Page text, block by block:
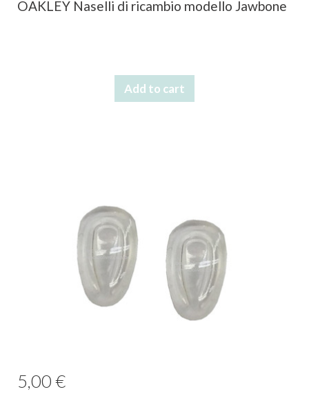
OAKLEY Naselli di ricambio modello Jawbone
Add to cart
5,00 €